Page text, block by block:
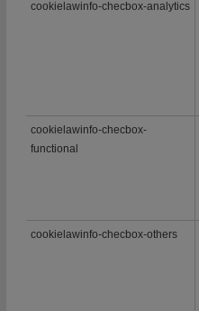
cookielawinfo-checbox-analytics
cookielawinfo-checbox-
functional
cookielawinfo-checbox-others